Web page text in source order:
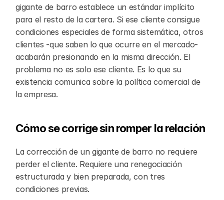
gigante de barro establece un estándar implícito
para el resto de la cartera. Si ese cliente consigue
condiciones especiales de forma sistemática, otros
clientes -que saben lo que ocurre en el mercado-
acabarán presionando en la misma dirección. El
problema no es solo ese cliente. Es lo que su
existencia comunica sobre la política comercial de
la empresa.
Cómo se corrige sin romper la relación
La corrección de un gigante de barro no requiere
perder el cliente. Requiere una renegociación
estructurada y bien preparada, con tres
condiciones previas.